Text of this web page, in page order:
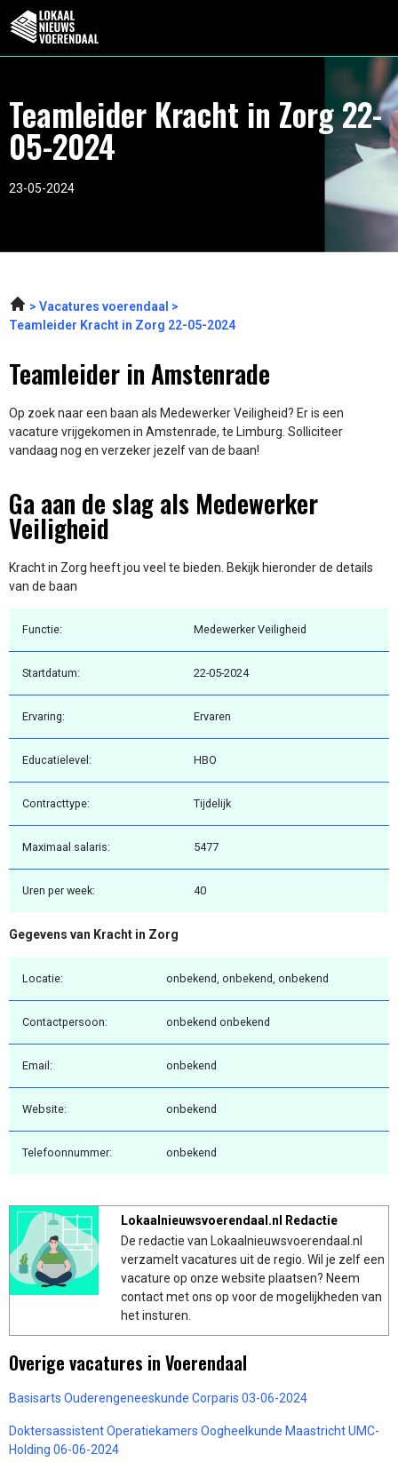
Teamleider Kracht in Zorg 22-
05-2024
23-05-2024
Vacatures voerendaal
Teamleider Kracht in Zorg 22-05-2024
Teamleider in Amstenrade
Op zoek naar een baan als Medewerker Veiligheid? Er is een
vacature vrijgekomen in Amstenrade, te Limburg. Solliciteer
vandaag nog en verzeker jezelf van de baan!
Ga aan de slag als Medewerker
Veiligheid
Kracht in Zorg heeft jou veel te bieden. Bekijk hieronder de details
van de baan
Functie: Medewerker Veiligheid
Startdatum: 22-05-2024
Ervaring: Ervaren
Educatielevel: HBO
Contracttype: Tijdelijk
Maximaal salaris: 5477
Uren per week: 40
Gegevens van Kracht in Zorg
Locatie: onbekend, onbekend, onbekend
Contactpersoon: onbekend onbekend
Email: onbekend
Website: onbekend
Telefoonnummer: onbekend
Lokaalnieuwsvoerendaal.nl Redactie
De redactie van Lokaalnieuwsvoerendaal.nl
verzamelt vacatures uit de regio. Wil je zelf een
vacature op onze website plaatsen? Neem
contact met ons op voor de mogelijkheden van
het insturen.
Overige vacatures in Voerendaal
Basisarts Ouderengeneeskunde Corparis 03-06-2024
Doktersassistent Operatiekamers Oogheelkunde Maastricht UMC-
Holding 06-06-2024